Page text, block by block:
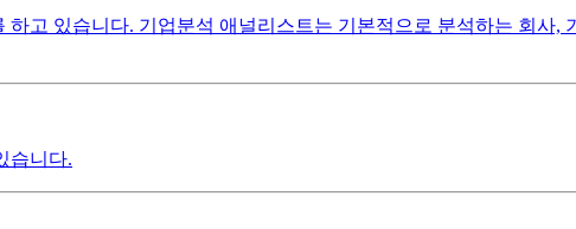
고 있습니다. 기업분석 애널리스트는 기본적으로 분석하는 회사
습니다.